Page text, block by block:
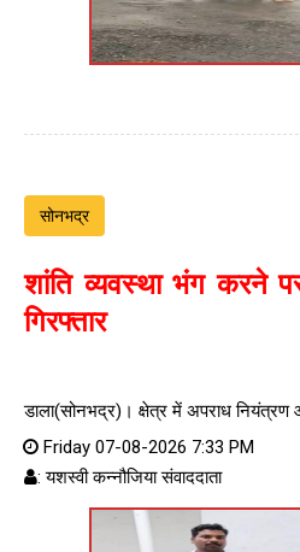
सोनभद्र
शांति व्यवस्था भंग करने
गिरफ्तार
डाला(सोनभद्र)। क्षेत्र में अपराध नियंत्रण
Friday 07-08-2026 7:33 PM
: यशस्वी कन्नौजिया संवाददाता